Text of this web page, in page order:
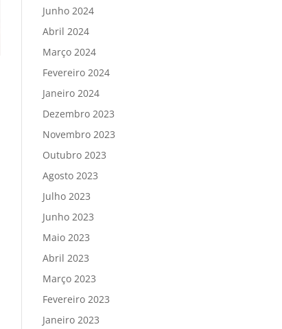
Junho 2024
Abril 2024
Março 2024
Fevereiro 2024
Janeiro 2024
Dezembro 2023
Novembro 2023
Outubro 2023
Agosto 2023
Julho 2023
Junho 2023
Maio 2023
Abril 2023
Março 2023
Fevereiro 2023
Janeiro 2023